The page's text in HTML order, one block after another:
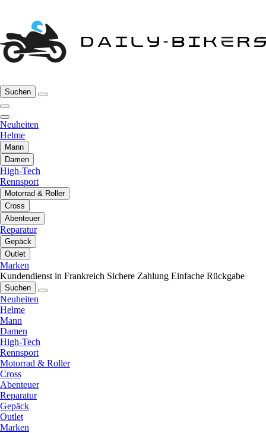
Suchen
Neuheiten
Helme
Mann
Damen
High-Tech
Rennsport
Motorrad & Roller
Cross
Abenteuer
Reparatur
Gepäck
Outlet
Marken
Kundendienst in Frankreich Sichere Zahlung Einfache Rückgabe
Suchen
Neuheiten
Helme
Mann
Damen
High-Tech
Rennsport
Motorrad & Roller
Cross
Abenteuer
Reparatur
Gepäck
Outlet
Marken